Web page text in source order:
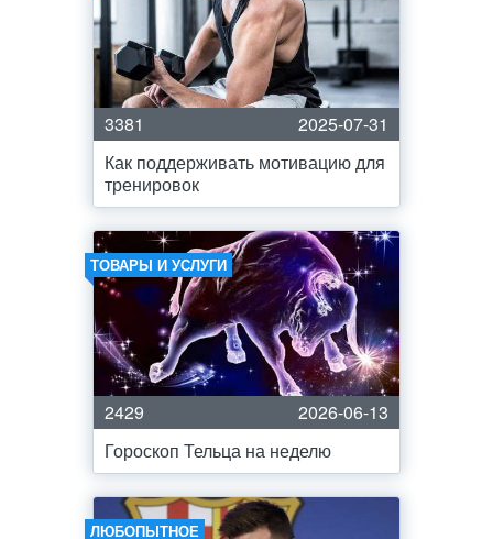
3381
2025-07-31
Как поддерживать мотивацию для
тренировок
ТОВАРЫ И УСЛУГИ
2429
2026-06-13
Гороскоп Тельца на неделю
ЛЮБОПЫТНОЕ